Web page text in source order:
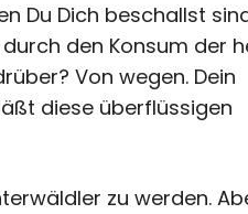
Du Dich beschallst
den Konsum der
Von wegen. Dein
diese überflüssigen
zu werden.